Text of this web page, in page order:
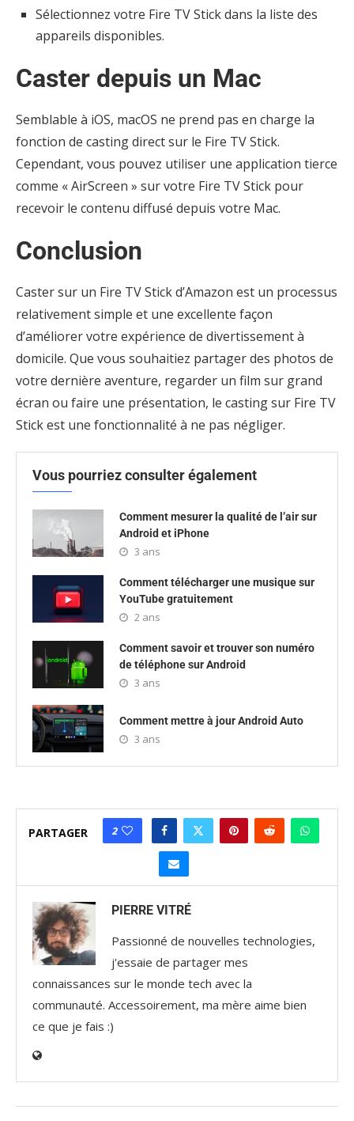
Sélectionnez votre Fire TV Stick dans la liste des
appareils disponibles.
Caster depuis un Mac
Semblable à iOS, macOS ne prend pas en charge la
fonction de casting direct sur le Fire TV Stick.
Cependant, vous pouvez utiliser une application tierce
comme « AirScreen » sur votre Fire TV Stick pour
recevoir le contenu diffusé depuis votre Mac.
Conclusion
Caster sur un Fire TV Stick d’Amazon est un processus
relativement simple et une excellente façon
d’améliorer votre expérience de divertissement à
domicile. Que vous souhaitiez partager des photos de
votre dernière aventure, regarder un film sur grand
écran ou faire une présentation, le casting sur Fire TV
Stick est une fonctionnalité à ne pas négliger.
Vous pourriez consulter également
Comment mesurer la qualité de l’air sur
Android et iPhone
3 ans
Comment télécharger une musique sur
YouTube gratuitement
2 ans
Comment savoir et trouver son numéro
de téléphone sur Android
3 ans
Comment mettre à jour Android Auto
3 ans
PARTAGER 2
PIERRE VITRÉ
Passionné de nouvelles technologies,
j'essaie de partager mes
connaissances sur le monde tech avec la
communauté. Accessoirement, ma mère aime bien
ce que je fais :)